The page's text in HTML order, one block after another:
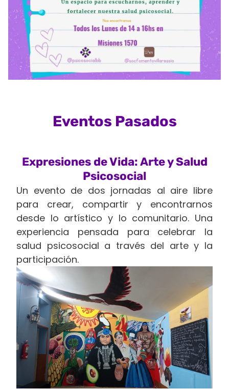
Eventos Pasados
Expresiones de Vida: Arte y Salud
Psicosocial
Un evento de dos jornadas al aire libre
para crear, compartir y encontrarnos
desde lo artístico y lo comunitario. Una
experiencia pensada para celebrar la
salud psicosocial a través del arte y la
participación.